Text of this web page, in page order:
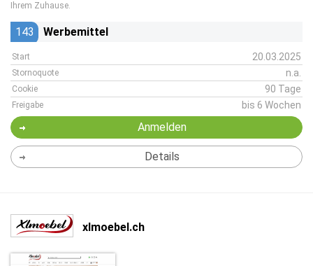
Ihrem Zuhause.
143 Werbemittel
Start 20.03.2025
Stornoquote n.a.
Cookie 90 Tage
Freigabe bis 6 Wochen
Anmelden
Details
xlmoebel.ch